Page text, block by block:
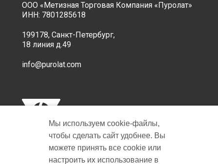
ООО «Метизная Торговая Компания «Пуролат»
ИНН: 7801285618
199178, Санкт-Петербург,
18 линия д.49
info@purolat.com
Мы используем cookie‑файлы,
чтобы сделать сайт удобнее. Вы
можете принять все cookie или
настроить их использование в